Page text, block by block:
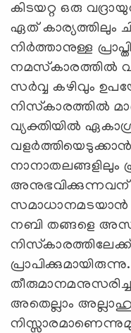
കിടയറ്റ ഒരു
ഏത് കാര്യത്തിലും
നിര്‍ത്താനുള്ള
നമസ്‌കാരത്തില്‍
സര്‍വ്വ കഴിവും
നിസ്‌കാരത്തില്‍
വ്യക്തിയില്‍
വളര്‍ത്തിയെടുക്കാന്‍
അനുഭവിക്കുന്നവന്
സമാധാനമടയാന്‍
നബി തങ്ങളെ
അതെല്ലാം